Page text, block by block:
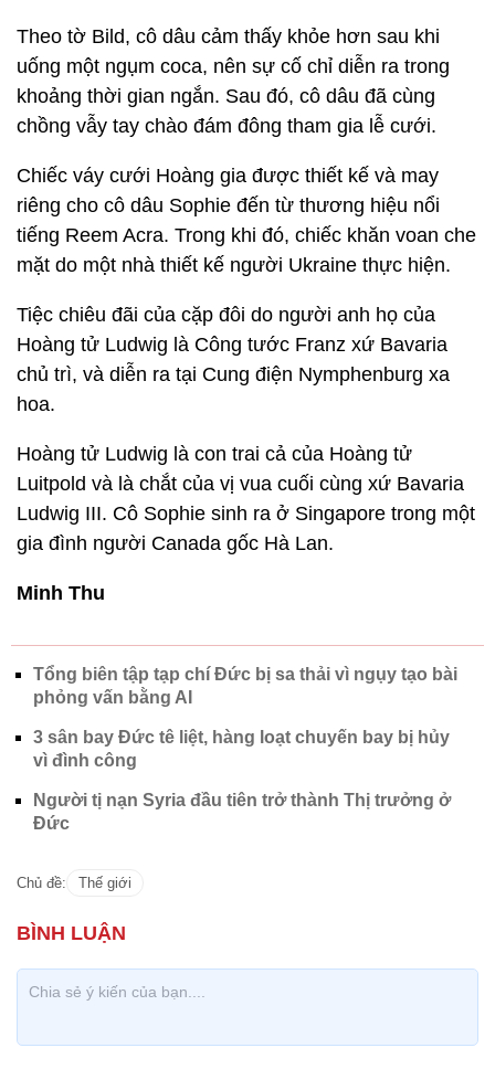
Theo tờ Bild, cô dâu cảm thấy khỏe hơn sau khi
uống một ngụm coca, nên sự cố chỉ diễn ra trong
khoảng thời gian ngắn. Sau đó, cô dâu đã cùng
chồng vẫy tay chào đám đông tham gia lễ cưới.
Chiếc váy cưới Hoàng gia được thiết kế và may
riêng cho cô dâu Sophie đến từ thương hiệu nổi
tiếng Reem Acra. Trong khi đó, chiếc khăn voan che
mặt do một nhà thiết kế người Ukraine thực hiện.
Tiệc chiêu đãi của cặp đôi do người anh họ của
Hoàng tử Ludwig là Công tước Franz xứ Bavaria
chủ trì, và diễn ra tại Cung điện Nymphenburg xa
hoa.
Hoàng tử Ludwig là con trai cả của Hoàng tử
Luitpold và là chắt của vị vua cuối cùng xứ Bavaria
Ludwig III. Cô Sophie sinh ra ở Singapore trong một
gia đình người Canada gốc Hà Lan.
Minh Thu
Tổng biên tập tạp chí Đức bị sa thải vì ngụy tạo bài
phỏng vấn bằng AI
3 sân bay Đức tê liệt, hàng loạt chuyến bay bị hủy
vì đình công
Người tị nạn Syria đầu tiên trở thành Thị trưởng ở
Đức
Chủ đề: Thế giới